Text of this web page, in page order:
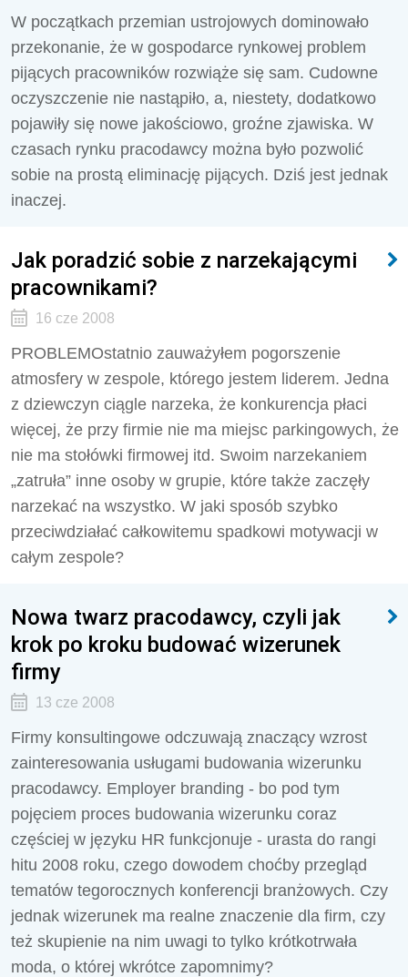
W początkach przemian ustrojowych dominowało
przekonanie, że w gospodarce rynkowej problem
pijących pracowników rozwiąże się sam. Cudowne
oczyszczenie nie nastąpiło, a, niestety, dodatkowo
pojawiły się nowe jakościowo, groźne zjawiska. W
czasach rynku pracodawcy można było pozwolić
sobie na prostą eliminację pijących. Dziś jest jednak
inaczej.
Jak poradzić sobie z narzekającymi
pracownikami?
16 cze 2008
PROBLEMOstatnio zauważyłem pogorszenie
atmosfery w zespole, którego jestem liderem. Jedna
z dziewczyn ciągle narzeka, że konkurencja płaci
więcej, że przy firmie nie ma miejsc parkingowych, że
nie ma stołówki firmowej itd. Swoim narzekaniem
„zatruła” inne osoby w grupie, które także zaczęły
narzekać na wszystko. W jaki sposób szybko
przeciwdziałać całkowitemu spadkowi motywacji w
całym zespole?
Nowa twarz pracodawcy, czyli jak
krok po kroku budować wizerunek
firmy
13 cze 2008
Firmy konsultingowe odczuwają znaczący wzrost
zainteresowania usługami budowania wizerunku
pracodawcy. Employer branding - bo pod tym
pojęciem proces budowania wizerunku coraz
częściej w języku HR funkcjonuje - urasta do rangi
hitu 2008 roku, czego dowodem choćby przegląd
tematów tegorocznych konferencji branżowych. Czy
jednak wizerunek ma realne znaczenie dla firm, czy
też skupienie na nim uwagi to tylko krótkotrwała
moda, o której wkrótce zapomnimy?